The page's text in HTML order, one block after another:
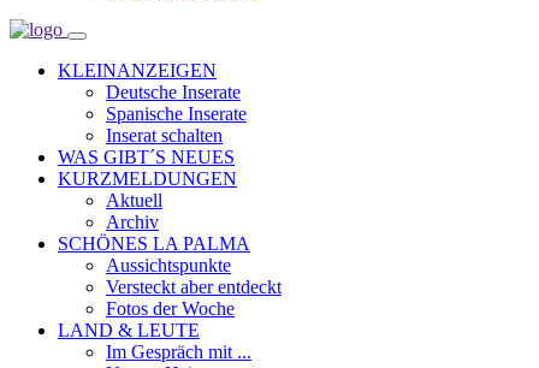
KLEINANZEIGEN
Deutsche Inserate
Spanische Inserate
Inserat schalten
WAS GIBT´S NEUES
KURZMELDUNGEN
Aktuell
Archiv
SCHÖNES LA PALMA
Aussichtspunkte
Versteckt aber entdeckt
Fotos der Woche
LAND & LEUTE
Im Gespräch mit ...